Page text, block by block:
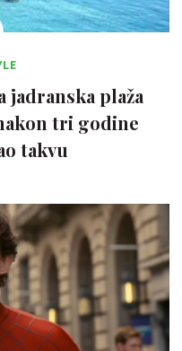
jadranska plaža
tri godine
takvu